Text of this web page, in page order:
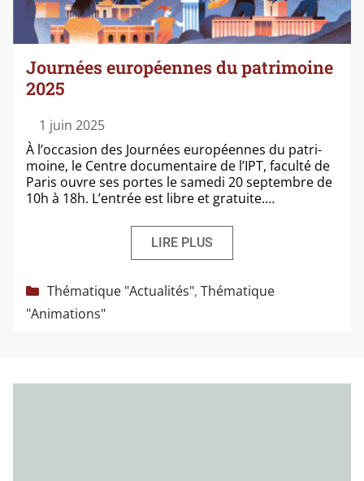
Journées européennes du patrimoine
2025
1 juin 2025
À l’occasion des Journées euro­péennes du patri­
moine, le Centre docu­men­taire de l’IPT, facul­té de
Paris ouvre ses portes le same­di 20 sep­tembre de
10h à 18h. L’entrée est libre et gratuite.…
LIRE PLUS
Catégories
Thématique "Actualités", Thématique
"Animations"